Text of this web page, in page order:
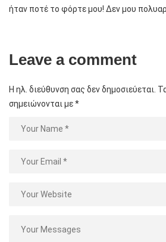
ήταν ποτέ το φόρτε μου! Δεν μου
Leave a comment
Η ηλ. διεύθυνση σας δεν δημοσιεύεται.
σημειώνονται με*